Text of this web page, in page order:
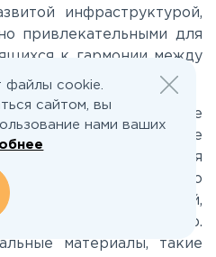
инфраструктурой,
привлекательными для
к гармонии между
вы найдете подробные
25 км от МКАД, которые
информацию для
предлагаем не только
и отзывы от жителей,
свой выбор.
материалы, такие
файлы cookie.
сайтом, вы
нами ваших